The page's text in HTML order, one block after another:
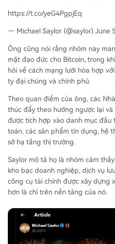
https://t.co/yeG4PgpjEq
— Michael Saylor (@saylor) June
Ông cũng nói rằng nhóm này
mặt đạo đức cho Bitcoin, trong
hỏi về cách mạng lưới hòa hợp
ty đại chúng và chính phủ.
Theo quan điểm của ông, các
thúc đẩy theo hướng ngược lại và
được tích hợp vào danh mục đầu
toán, các sản phẩm tín dụng, hệ
sở hạ tầng thị trường.
Saylor mô tả họ là nhóm cảm
kho bạc doanh nghiệp, dịch vụ
công cụ tài chính được xây dựng
hơn là chỉ trên nền tảng của nó.